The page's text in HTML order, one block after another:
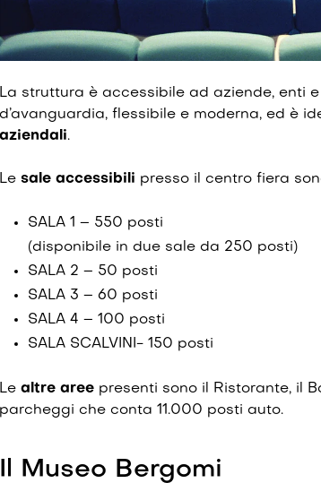
La struttura è accessibile ad aziende, enti
d’avanguardia, flessibile e moderna, ed è
aziendali.
Le sale accessibili presso il centro fiera
SALA 1 – 550 posti
(disponibile in due sale da 250 posti)
SALA 2 – 50 posti
SALA 3 – 60 posti
SALA 4 – 100 posti
SALA SCALVINI- 150 posti
Le altre aree presenti sono il Ristorante, il
parcheggi che conta 11.000 posti auto.
Il Museo Bergomi